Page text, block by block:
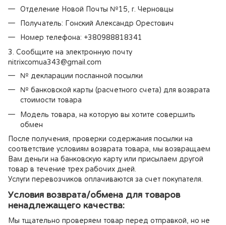
Отделение Новой Почты №15, г. Черновцы
Получатель: Гонский Александр Орестович
Номер телефона: +380988818341
3. Сообщите на электронную почту
nitrixcomua343@gmail.com
№ декларации посланной посылки
№ банковской карты (расчетного счета) для возврата
стоимости товара
Модель товара, на которую вы хотите совершить
обмен
После получения, проверки содержания посылки на
соответствие условиям возврата товара, мы возвращаем
Вам деньги на банковскую карту или присылаем другой
товар в течение трех рабочих дней.
Услуги перевозчиков оплачиваются за счет покупателя.
Условия возврата/обмена для товаров
ненадлежащего качества:
Мы тщательно проверяем товар перед отправкой, но не